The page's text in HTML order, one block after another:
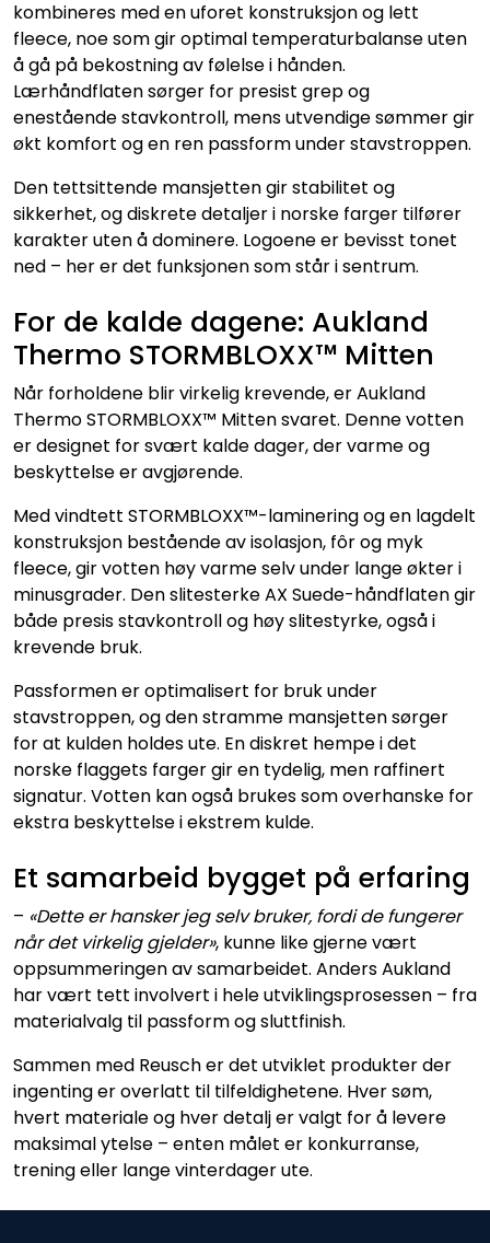
kombineres med en uforet konstruksjon og lett
fleece, noe som gir optimal temperaturbalanse uten
å gå på bekostning av følelse i hånden.
Lærhåndflaten sørger for presist grep og
enestående stavkontroll, mens utvendige sømmer gir
økt komfort og en ren passform under stavstroppen.
Den tettsittende mansjetten gir stabilitet og
sikkerhet, og diskrete detaljer i norske farger tilfører
karakter uten å dominere. Logoene er bevisst tonet
ned – her er det funksjonen som står i sentrum.
For de kalde dagene: Aukland
Thermo STORMBLOXX™ Mitten
Når forholdene blir virkelig krevende, er Aukland
Thermo STORMBLOXX™ Mitten svaret. Denne votten
er designet for svært kalde dager, der varme og
beskyttelse er avgjørende.
Med vindtett STORMBLOXX™-laminering og en lagdelt
konstruksjon bestående av isolasjon, fôr og myk
fleece, gir votten høy varme selv under lange økter i
minusgrader. Den slitesterke AX Suede-håndflaten gir
både presis stavkontroll og høy slitestyrke, også i
krevende bruk.
Passformen er optimalisert for bruk under
stavstroppen, og den stramme mansjetten sørger
for at kulden holdes ute. En diskret hempe i det
norske flaggets farger gir en tydelig, men raffinert
signatur. Votten kan også brukes som overhanske for
ekstra beskyttelse i ekstrem kulde.
Et samarbeid bygget på erfaring
– «Dette er hansker jeg selv bruker, fordi de fungerer
når det virkelig gjelder», kunne like gjerne vært
oppsummeringen av samarbeidet. Anders Aukland
har vært tett involvert i hele utviklingsprosessen – fra
materialvalg til passform og sluttfinish.
Sammen med Reusch er det utviklet produkter der
ingenting er overlatt til tilfeldighetene. Hver søm,
hvert materiale og hver detalj er valgt for å levere
maksimal ytelse – enten målet er konkurranse,
trening eller lange vinterdager ute.